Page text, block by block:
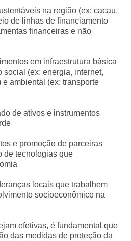
na região (ex: cacau,
de linhas de financiamento
financeiras e não
em infraestrutura básica
social (ex: energia, internet,
ambiental (ex: transporte
de ativos e instrumentos
e promoção de parceiras
de tecnologias que
locais que trabalhem
socioeconômico na
efetivas, é fundamental que
das medidas de proteção da